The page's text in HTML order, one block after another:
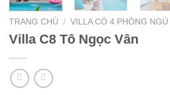
TRANG CHỦ / VILLA CÓ 4 PHÒNG
Villa C8 Tô Ngọc Vân